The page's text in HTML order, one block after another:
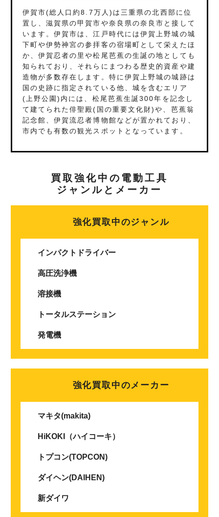
伊賀市(総人口約8.7万人)は三重県の北西部に位
置し、滋賀県の甲賀市や奈良県の奈良市と接して
います。伊賀市は、江戸時代には伊賀上野城の城
下町や伊勢神宮の参拝客の宿場町として栄えたほ
か、伊賀忍者の里や松尾芭蕉の生誕の地としても
知られており、それらにまつわる歴史的資産や建
造物が多数存在します。特に伊賀上野城の城跡は
国の史跡に指定されている他、城を含むエリア
(上野公園)内には、松尾芭蕉生誕300年を記念し
て建てられた俳聖殿(国の重要文化財)や、芭蕉翁
記念館、伊賀流忍者博物館などが置かれており、
市内でも有数の観光スポットとなっています。
買取強化中の電動工具
ジャンルとメーカー
強化買取中のジャンル
インパクトドライバー
高圧洗浄機
溶接機
トータルステーション
発電機
強化買取中のメーカー
マキタ(makita)
HiKOKI（ハイコーキ）
トプコン(TOPCON)
ダイヘン(DAIHEN)
新ダイワ